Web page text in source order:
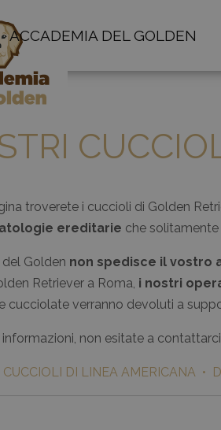
ACCADEMIA DEL GOLDEN
troverete i cuccioli di Golden
ereditarie che solitamente
del Golden non spedisce il vostro
Retriever a Roma, i nostri
cucciolate verranno devoluti a
informazioni, non esitate a
CUCCIOLI DI LINEA AMERICANA •